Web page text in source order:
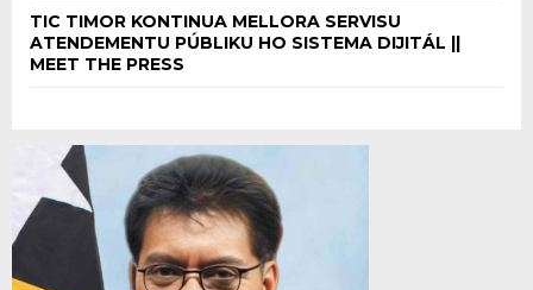
TIC TIMOR KONTINUA MELLORA SERVISU
ATENDEMENTU PÚBLIKU HO SISTEMA DIJITÁL ||
MEET THE PRESS